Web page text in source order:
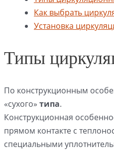
Как выбрать
Установка
Типы
По конструкционным
«сухого» типа.
Конструкционная
прямом контакте с
специальными